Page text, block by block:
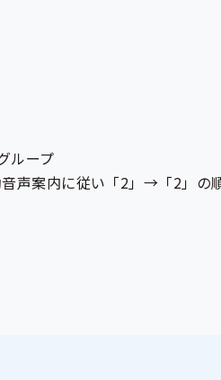
ループ
案内に従い「2」→「2」の順